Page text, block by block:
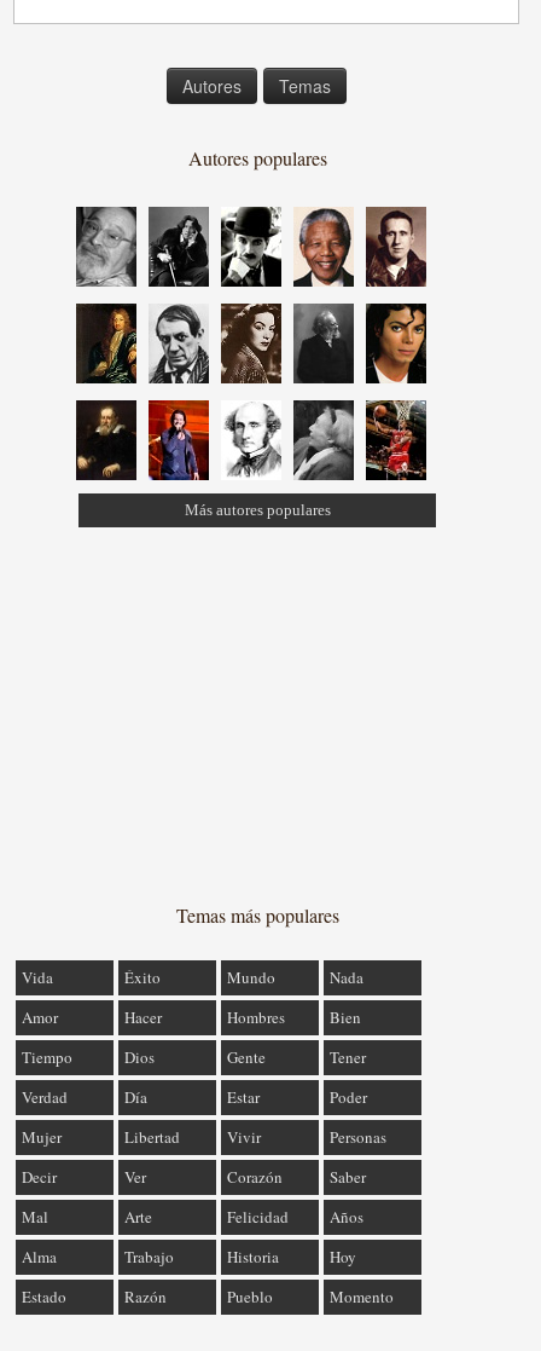
Autores Temas
Autores populares
Más autores populares
Temas más populares
Vida Éxito Mundo
Nada
Amor
Hacer Hombres
Bien
Tiempo
Dios Gente
Tener
Verdad
Día Estar
Poder
Mujer
Libertad Vivir
Personas
Decir
Ver Corazón
Saber
Mal
Arte Felicidad
Años
Alma
Trabajo Historia
Hoy
Estado
Razón Pueblo Momento